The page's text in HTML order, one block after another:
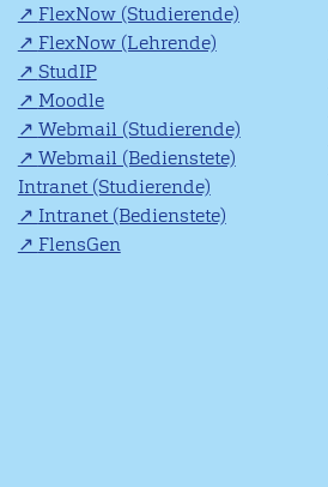
FlexNow (Studierende)
FlexNow (Lehrende)
StudIP
Moodle
Webmail (Studierende)
Webmail (Bedienstete)
Intranet (Studierende)
Intranet (Bedienstete)
FlensGen